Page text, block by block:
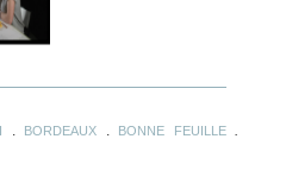
BORDEAUX BONNE FEUILLE.